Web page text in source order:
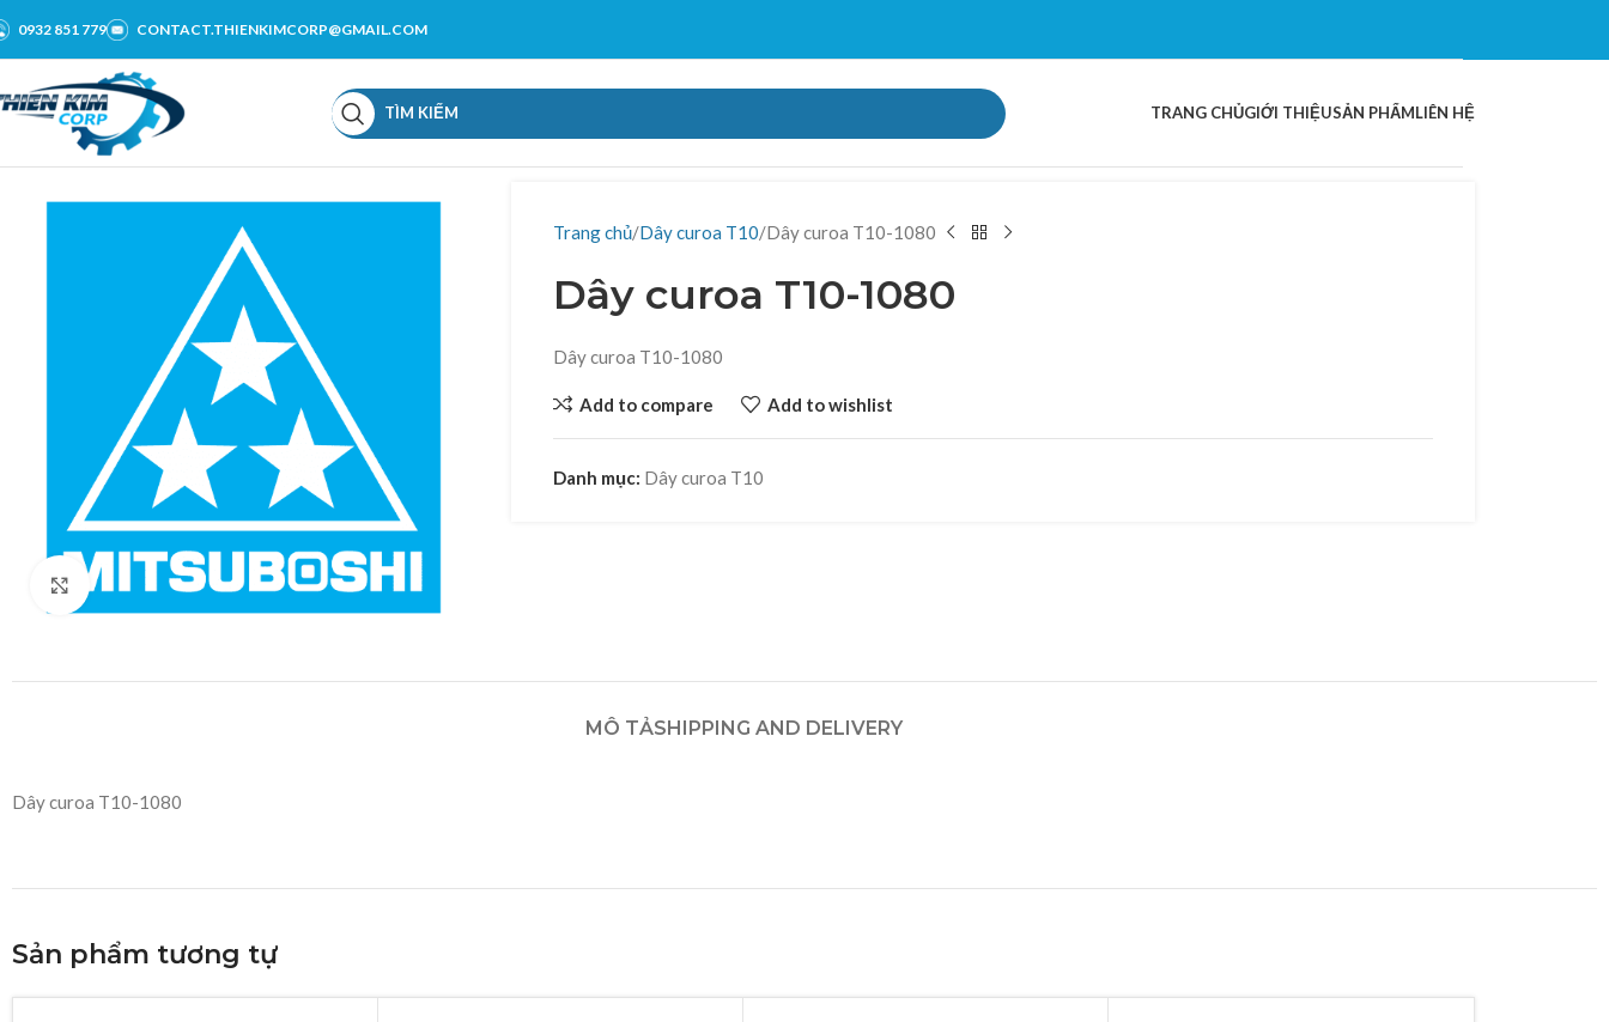
0932 851 779 CONTACT.THIENKIMCORP@GMAIL.COM
TÌM KIẾM TRANG CHỦGIỚI THIỆUSẢN PHẨMLIÊN HỆ
Click to enlarge
Trang chủ Dây curoa T10 Dây curoa T10-1080
Dây curoa T10-1080
Dây curoa T10-1080
Add to compare Add to wishlist
Danh mục: Dây curoa T10
MÔ TẢSHIPPING AND DELIVERY
Dây curoa T10-1080
Sản phẩm tương tự